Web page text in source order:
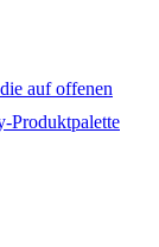
auf offenen
Produktpalette